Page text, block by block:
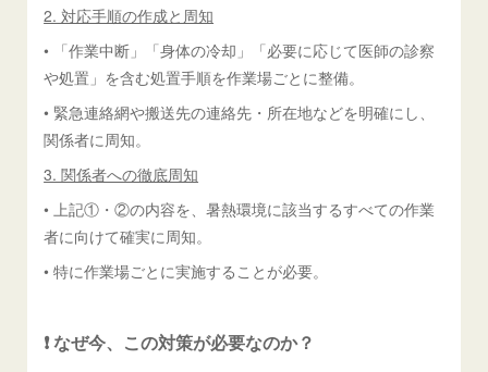
2. 対応手順の作成と周知
• 「作業中断」「身体の冷却」「必要に応じて医師の診察
や処置」を含む処置手順を作業場ごとに整備。
• 緊急連絡網や搬送先の連絡先・所在地などを明確にし、
関係者に周知。
3. 関係者への徹底周知
• 上記①・②の内容を、暑熱環境に該当するすべての作業
者に向けて確実に周知。
• 特に作業場ごとに実施することが必要。
❗ なぜ今、この対策が必要なのか？